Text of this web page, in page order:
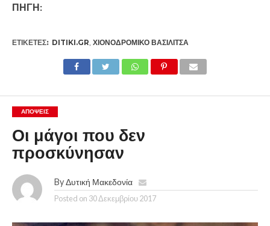
ΠΗΓΗ:
ΕΤΙΚΕΤΕΣ: DITIKI.GR ΧΙΟΝΟΔΡΟΜΙΚΌ ΒΑΣΙΛΊΤΣΑ
ΑΠΌΨΕΙΣ
Οι μάγοι που δεν
προσκύνησαν
By Δυτική Μακεδονία
Posted on 30 Δεκεμβρίου 2017